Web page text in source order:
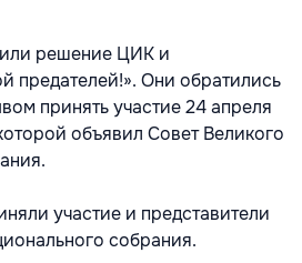
решение ЦИК и
предателей!». Они обратились
принять участие 24 апреля
объявил Совет Великого
участие и представители
собрания.